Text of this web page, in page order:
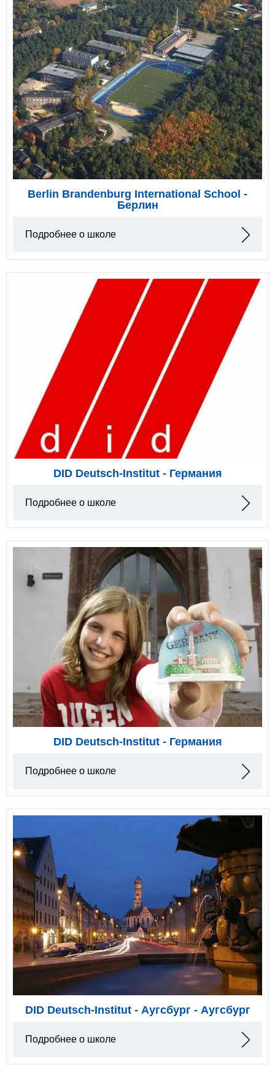
Berlin Brandenburg International School -
Берлин
Подробнее о школе
DID Deutsch-Institut - Германия
Подробнее о школе
DID Deutsch-Institut - Германия
Подробнее о школе
DID Deutsch-Institut - Аугсбург - Аугсбург
Подробнее о школе